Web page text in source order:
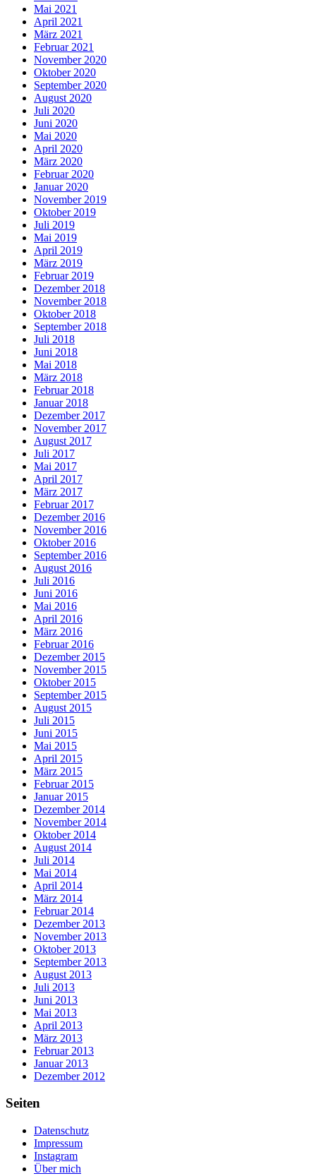
Mai 2021
April 2021
März 2021
Februar 2021
November 2020
Oktober 2020
September 2020
August 2020
Juli 2020
Juni 2020
Mai 2020
April 2020
März 2020
Februar 2020
Januar 2020
November 2019
Oktober 2019
Juli 2019
Mai 2019
April 2019
März 2019
Februar 2019
Dezember 2018
November 2018
Oktober 2018
September 2018
Juli 2018
Juni 2018
Mai 2018
März 2018
Februar 2018
Januar 2018
Dezember 2017
November 2017
August 2017
Juli 2017
Mai 2017
April 2017
März 2017
Februar 2017
Dezember 2016
November 2016
Oktober 2016
September 2016
August 2016
Juli 2016
Juni 2016
Mai 2016
April 2016
März 2016
Februar 2016
Dezember 2015
November 2015
Oktober 2015
September 2015
August 2015
Juli 2015
Juni 2015
Mai 2015
April 2015
März 2015
Februar 2015
Januar 2015
Dezember 2014
November 2014
Oktober 2014
August 2014
Juli 2014
Mai 2014
April 2014
März 2014
Februar 2014
Dezember 2013
November 2013
Oktober 2013
September 2013
August 2013
Juli 2013
Juni 2013
Mai 2013
April 2013
März 2013
Februar 2013
Januar 2013
Dezember 2012
Seiten
Datenschutz
Impressum
Instagram
Über mich